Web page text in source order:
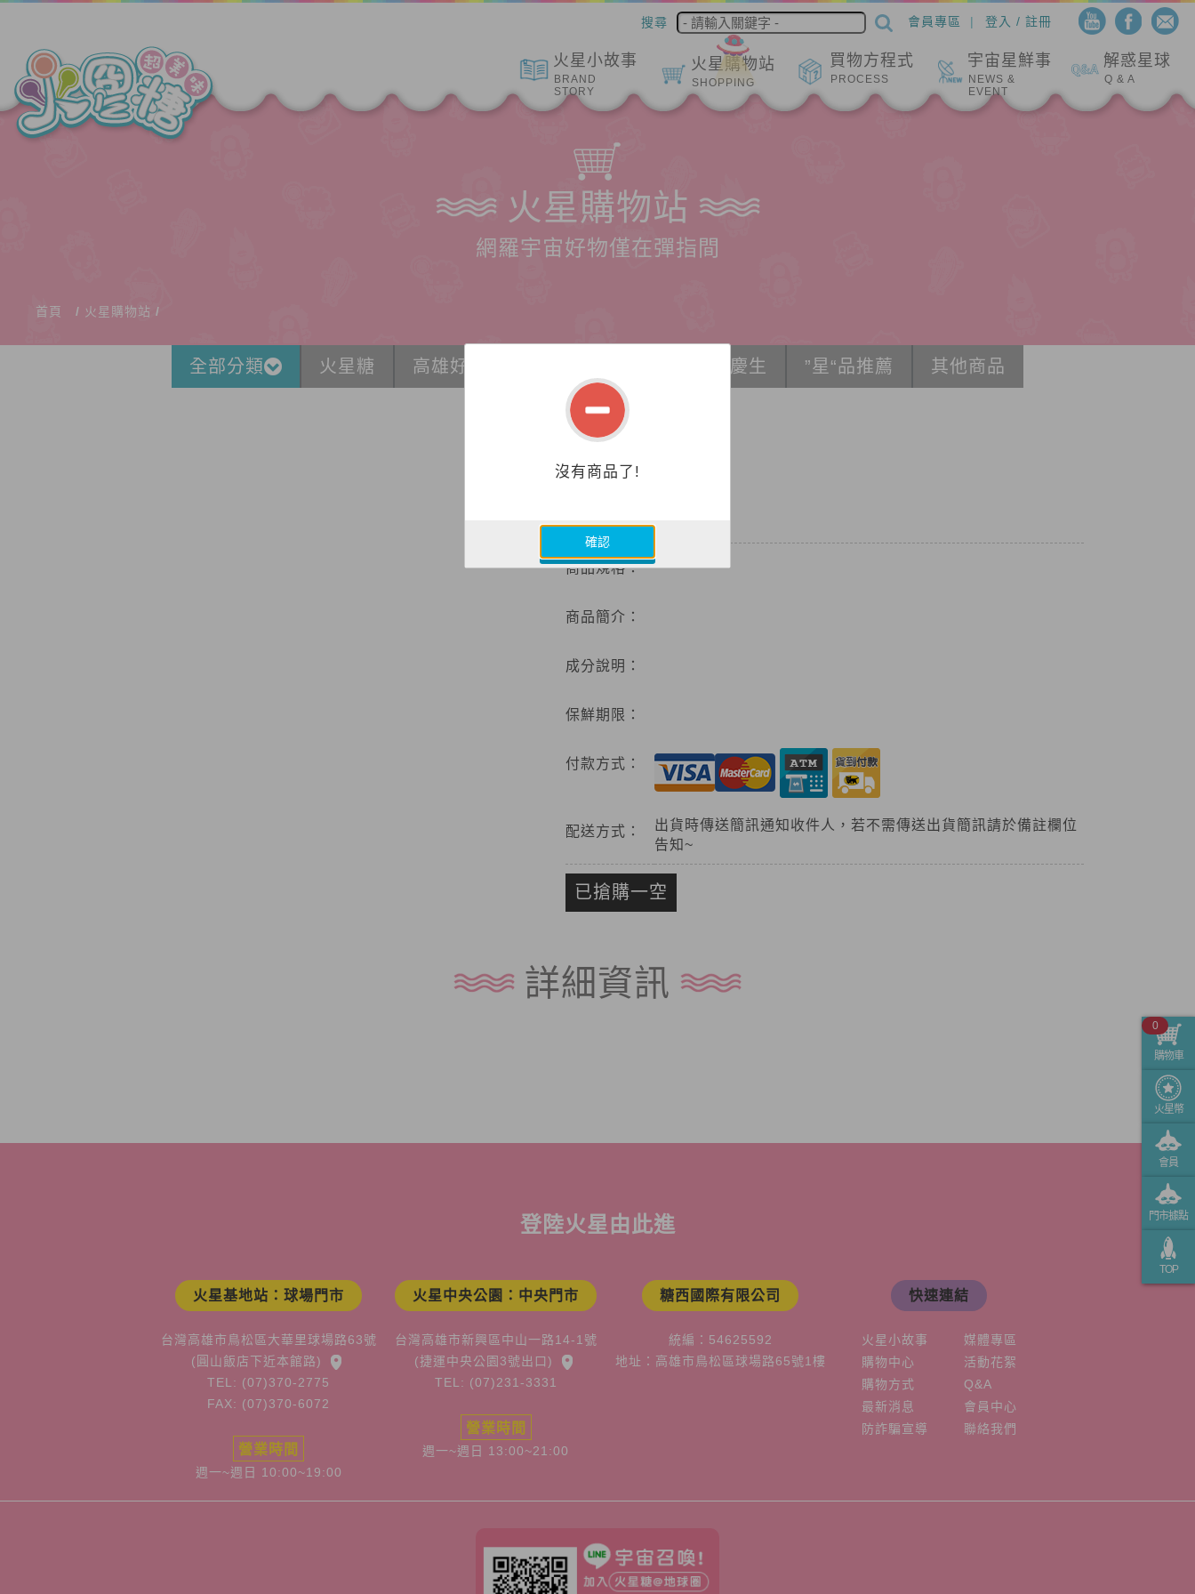
會員專區 登入 / 註冊
搜尋
解惑星球
Q & A
宇宙星鮮事
NEWS &
EVENT
買物方程式
PROCESS
火星購物站
SHOPPING
火星小故事
BRAND
STORY
火星購物站
網羅宇宙好物僅在彈指間
首頁 火星購物站
全部分類 火星糖 高雄好物推薦 派對、慶生 ”星“品推薦 其他商品
商品規格：
商品簡介：
成分說明：
保鮮期限：
付款方式：
配送方式：
出貨時傳送簡訊通知收件人，若不需傳送出貨簡訊請於備註欄位
告知~
已搶購一空
詳細資訊
購物車
0
火星幣
會員
門市據點
TOP
登陸火星由此進
火星基地站：球場門市
台灣高雄市鳥松區大華里球場路63號
(圓山飯店下近本館路)
TEL: (07)370-2775
FAX: (07)370-6072
營業時間
週一~週日 10:00~19:00
火星中央公園：中央門市
台灣高雄市新興區中山一路14-1號
(捷運中央公園3號出口)
TEL: (07)231-3331
營業時間
週一~週日 13:00~21:00
糖西國際有限公司
統編：54625592
地址：高雄市鳥松區球場路65號1樓
快速連結
火星小故事
購物中心
購物方式
最新消息
防詐騙宣導
媒體專區
活動花絮
Q&A
會員中心
聯絡我們
沒有商品了!
確認